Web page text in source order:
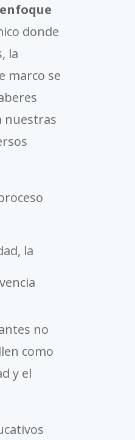
enfoque
donde
la
marco se
nuestras
la
no
como
y el